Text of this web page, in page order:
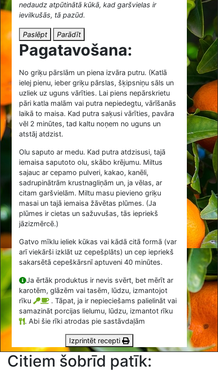
nedaudz atpūtinātā kūkā, kad garšvielas ir
ievilkušās, tā pazūd.
Paslēpt Parādīt
Pagatavošana:
No griķu pārslām un piena izvāra putru. (Katlā
ielej pienu, ieber griķu pārslas, šķipsniņu sāls un
uzliek uz uguns vārīties. Lai piens nepārskrietu
pāri katla malām vai putra nepiedegtu, vārīšanās
laikā to maisa. Kad putra saķusi vārīties, pavāra
vēl 2 minūtes, tad kaltu noņem no uguns un
atstāj atdzist.
Olu saputo ar medu. Kad putra atdzisusi, tajā
iemaisa saputoto olu, skābo krējumu. Miltus
sajauc ar cepamo pulveri, kakao, kanēli,
sadrupinātrām krustnagliņām un, ja vēlas, ar
citam garšvielām. Miltu masu pievieno griķu
masai un tajā iemaisa žāvētas plūmes. (Ja
plūmes ir cietas un sažuvušas, tās iepriekš
jāzizmērcē.)
Gatvo mīklu ieliek kūkas vai kādā citā formā (var
arī viekārši izklāt uz cepešplāts) un cep iepriekš
sakarsētā cepeškārsnī aptuveni 40 minūtes.
Ja ērtāk produktus ir nevis svērt, bet mērīt ar
karotēm, glāzēm vai tasēm, lūdzu, izmantojot
rīku
. Tāpat, ja ir nepieciešams palielināt vai
samazināt porcijas lielumu, lūdzu, izmantot rīku
. Abi šie rīki atrodas pie sastāvdaļām
Izprintēt recepti
Citiem šobrīd patīk: